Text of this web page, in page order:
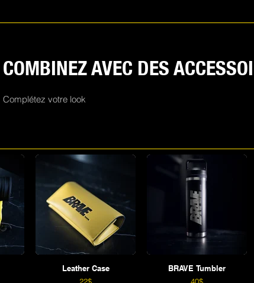
COMBINEZ AVEC DES
Complétez votre look
Leather Case
BRAVE Tumbler